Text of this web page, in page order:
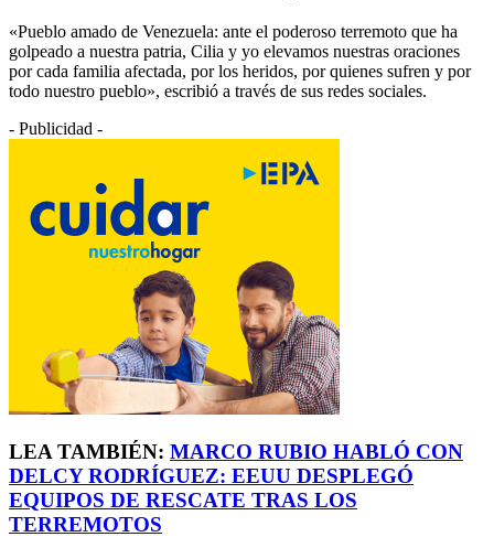
«Pueblo amado de Venezuela: ante el poderoso terremoto que ha
golpeado a nuestra patria, Cilia y yo elevamos nuestras oraciones
por cada familia afectada, por los heridos, por quienes sufren y por
todo nuestro pueblo», escribió a través de sus redes sociales.
- Publicidad -
LEA TAMBIÉN: MARCO RUBIO HABLÓ CON
DELCY RODRÍGUEZ: EEUU DESPLEGÓ
EQUIPOS DE RESCATE TRAS LOS
TERREMOTOS